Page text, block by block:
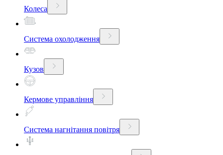
Колеса
Система охолодження
Кузов
Кермове управління
Система нагнітання повітря